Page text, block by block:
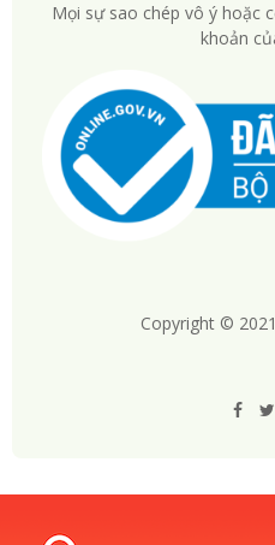
Mọi sự sao chép vô ý hoặc
khoản
Copyright ©